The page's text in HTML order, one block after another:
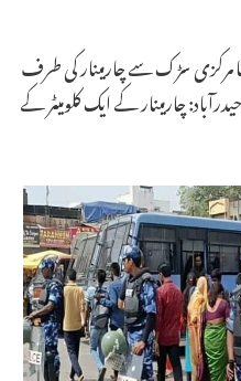
مرکزی سڑک سے چارمینار کی طرف
چارمینار کے ایک کلومیٹر کے